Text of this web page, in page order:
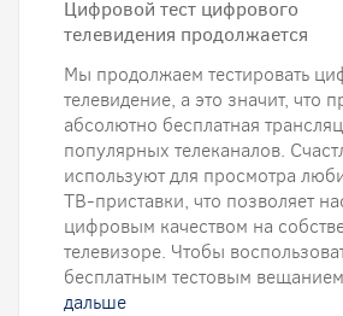
Цифровой тест цифрового
телевидения продолжается
Мы продолжаем тестировать
телевидение, а это значит, что
абсолютно бесплатная
популярных телеканалов.
используют для просмотра
ТВ-приставки, что позволяет
цифровым качеством на
телевизоре. Чтобы
бесплатным тестовым
дальше